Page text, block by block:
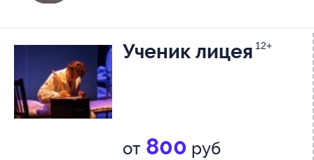
Ученик лицея 12+
от 800 руб